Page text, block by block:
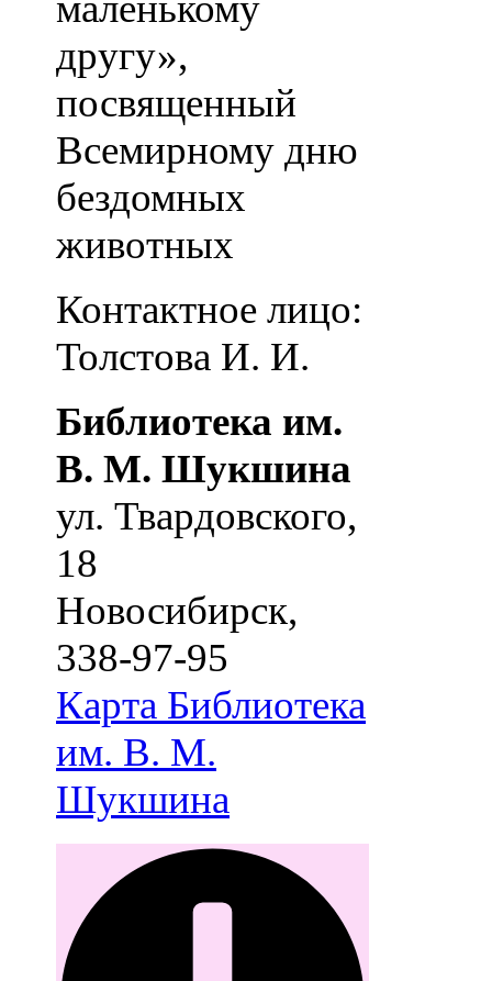
другу»,
посвященный
Всемирному дню
бездомных
животных
Контактное лицо:
Толстова И. И.
Библиотека им.
В. М. Шукшина
ул. Твардовского,
18
Новосибирск,
338-97-95
Карта Библиотека
им. В. М.
Шукшина